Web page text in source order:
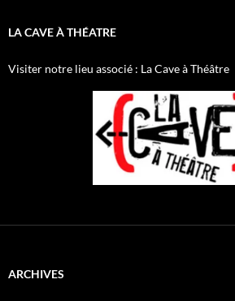
AnnibalEtSesElephants
sur
annibal_lacave
sur
LA CAVE À THÉATRE
Visiter notre lieu associé : La Cave à Théâtre
ARCHIVES